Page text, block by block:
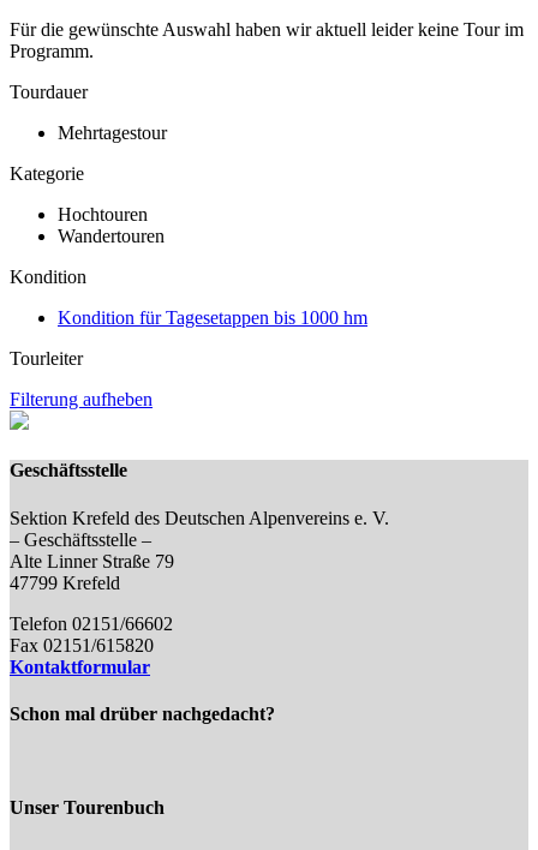
Für die gewünschte Auswahl haben wir aktuell leider keine Tour im
Programm.
Tourdauer
Mehrtagestour
Kategorie
Hochtouren
Wandertouren
Kondition
Kondition für Tagesetappen bis 1000 hm
Tourleiter
Filterung aufheben
Geschäftsstelle
Sektion Krefeld des Deutschen Alpenvereins e. V.
– Geschäftsstelle –
Alte Linner Straße 79
47799 Krefeld
Telefon 02151/66602
Fax 02151/615820
Kontaktformular
Schon mal drüber nachgedacht?
Unser Tourenbuch